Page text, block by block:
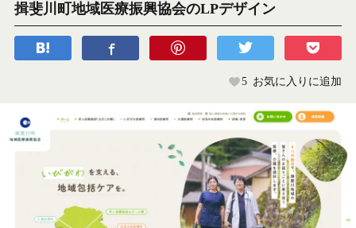
揖斐川町地域医療振興協会のLPデザイン
5 お気に入りに追加